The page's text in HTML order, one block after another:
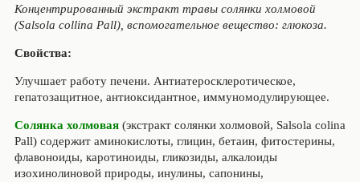
Концентрированный экстракт травы солянки холмовой
(Salsola collina Pall), вспомогательное вещество: глюкоза.
Свойства:
Улучшает работу печени. Антиатеросклеротическое,
гепатозащитное, антиоксидантное, иммуномодулирующее.
Солянка холмовая(экстракт солянки холмовой, Salsola colina
Pall) содержит аминокислоты, глицин, бетаин, фитостерины,
флавоноиды, каротиноиды, гликозиды, алкалоиды
изохинолиновой природы, инулины, сапонины,